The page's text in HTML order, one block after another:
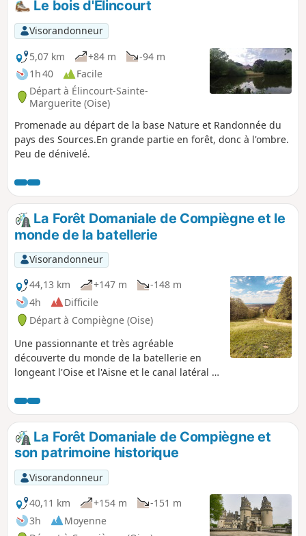
Le bois d'Élincourt
Visorandonneur
5,07 km
+84 m
-94 m
1h 40
Facile
Départ à Élincourt-Sainte-
Marguerite (Oise)
Promenade au départ de la base Nature et Randonnée du
pays des Sources.En grande partie en forêt, donc à l'ombre.
Peu de dénivelé.
La Forêt Domaniale de Compiègne et le
monde de la batellerie
Visorandonneur
44,13 km
+147 m
-148 m
4h
Difficile
Départ à Compiègne (Oise)
Une passionnante et très agréable
découverte du monde de la batellerie en
longeant l'Oise et l'Aisne et le canal latéral à
Thourotte, puis, sillonner cette très belle
Forêt de Compiègne qui cache un lieu
historique comme la Clairière de l'Armistice,
des arbres remarquables, une vue
impressionnante sur le Palais Impérial de
Compiègne.
La Forêt Domaniale de Compiègne et
son patrimoine historique
Visorandonneur
40,11 km
+154 m
-151 m
3h
Moyenne